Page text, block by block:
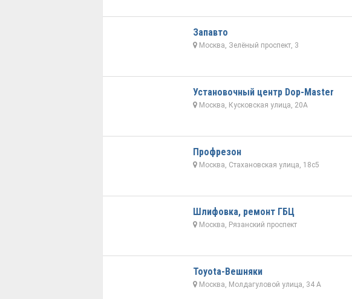
Запавто
Москва, Зелёный проспект, 3
Установочный центр Dop-Master
Москва, Кусковская улица, 20А
Профрезон
Москва, Стахановская улица, 18с5
Шлифовка, ремонт ГБЦ
Москва, Рязанский проспект
Toyota-Вешняки
Москва, Молдагуловой улица, 34 А